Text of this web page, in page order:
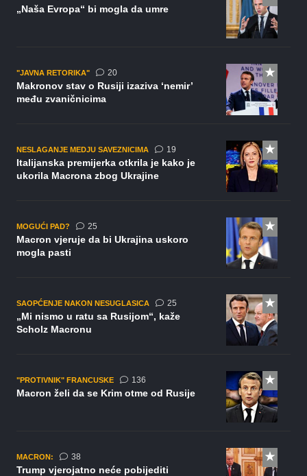
„Naša Evropa“ bi mogla da umre
"JAVNA RETORIKA" 20komentara
Makronov stav o Rusiji izaziva ‘nemir’
među zvaničnicima
NESLAGANJE MEDJU SAVEZNICIMA 19komentara
Italijanska premijerka otkrila je kako je
ukorila Macrona zbog Ukrajine
MOGUĆI PAD? 25komentara
Macron vjeruje da bi Ukrajina uskoro
mogla pasti
SAOPĆENJE NAKON NESUGLASICA 25komentara
„Mi nismo u ratu sa Rusijom“, kaže
Scholz Macronu
"PROTIVNIK" FRANCUSKE 136komentara
Macron želi da se Krim otme od Rusije
MACRON: 38komentara
Trump vjerojatno neće pobijediti